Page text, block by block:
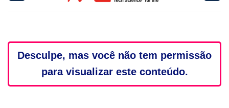
Desculpe, mas você não tem permissão
para visualizar este conteúdo.